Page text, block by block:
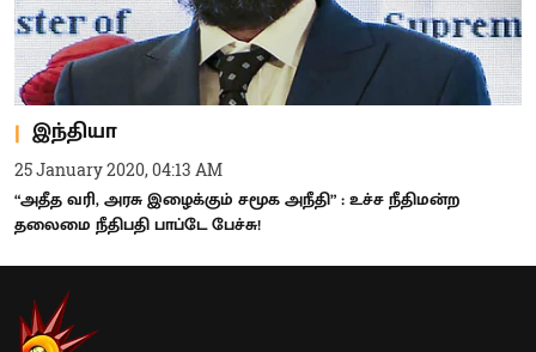
இந்தியா
25 January 2020, 04:13 AM
“அதீத வரி, அரசு இழைக்கும் சமூக அநீதி” : உச்ச நீதிமன்ற
தலைமை நீதிபதி பாப்டே பேச்சு!